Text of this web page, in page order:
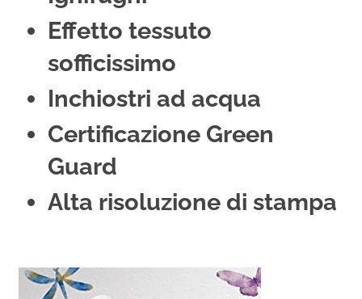
Effetto tessuto
sofficissimo
Inchiostri ad acqua
Certificazione Green
Guard
Alta risoluzione di stampa